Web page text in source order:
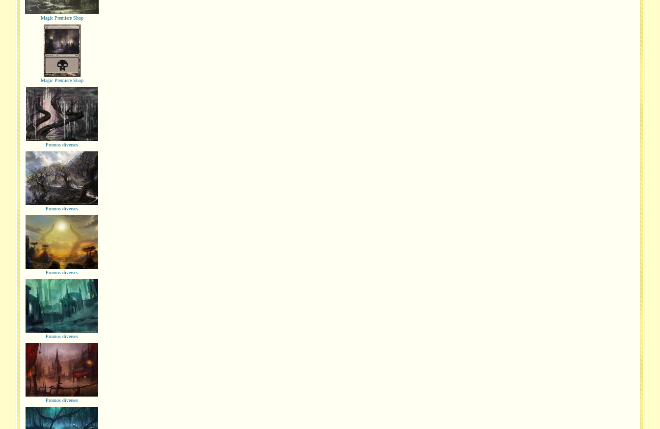
Magic Premiere Shop
Magic Premiere Shop
Promos diverses
Promos diverses
Promos diverses
Promos diverses
Promos diverses